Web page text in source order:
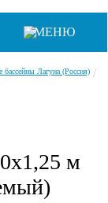
МЕНЮ
бассейны Лагуна (Россия) /
м